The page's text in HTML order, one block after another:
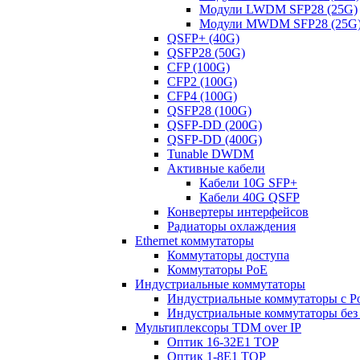
Модули LWDM SFP28 (25G)
Модули MWDM SFP28
QSFP+ (40G)
QSFP28 (50G)
CFP (100G)
CFP2 (100G)
CFP4 (100G)
QSFP28 (100G)
QSFP-DD (200G)
QSFP-DD (400G)
Tunable DWDM
Активные кабели
Кабели 10G SFP+
Кабели 40G QSFP
Конвертеры интерфейсов
Радиаторы охлаждения
Ethernet коммутаторы
Коммутаторы доступа
Коммутаторы PoE
Индустриальные коммутаторы
Индустриальные коммутаторы с
Индустриальные коммутаторы без
Мультиплексоры TDM over IP
Оптик 16-32E1 TOP
Оптик 1-8E1 TOP